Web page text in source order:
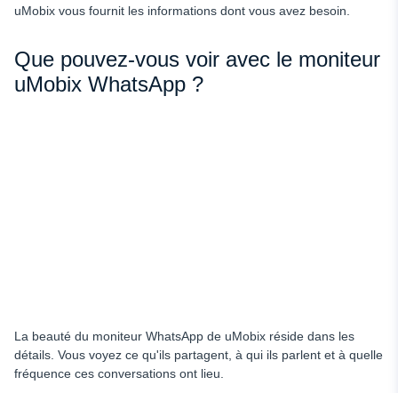
uMobix vous fournit les informations dont vous avez besoin.
Que pouvez-vous voir avec le moniteur
uMobix WhatsApp ?
La beauté du moniteur WhatsApp de uMobix réside dans les
détails. Vous voyez ce qu'ils partagent, à qui ils parlent et à quelle
fréquence ces conversations ont lieu.